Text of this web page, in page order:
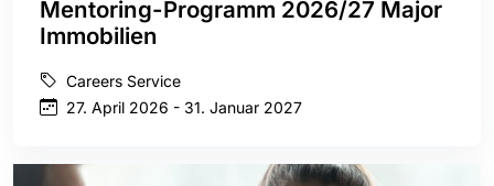
Mentoring-Programm 2026/27 Major
Immobilien
Careers Service
27. April 2026 - 31. Januar 2027